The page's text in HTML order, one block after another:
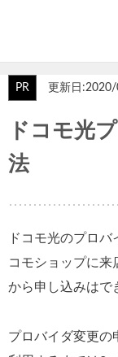
PR 更新日
ドコモ光
法
ドコモ光のプロ
コモショップに来
から申し込みはで
プロバイダ変更の